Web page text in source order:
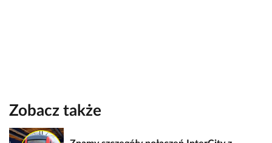
Zobacz także